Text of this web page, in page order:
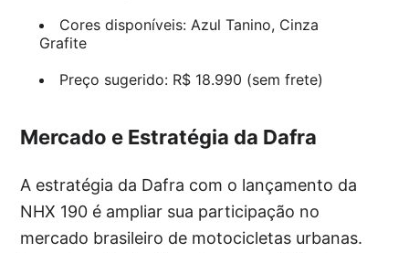
Cores disponíveis: Azul Tanino, Cinza
Grafite
Preço sugerido: R$ 18.990 (sem frete)
Mercado e Estratégia da Dafra
A estratégia da Dafra com o lançamento da
NHX 190 é ampliar sua participação no
mercado brasileiro de motocicletas urbanas.